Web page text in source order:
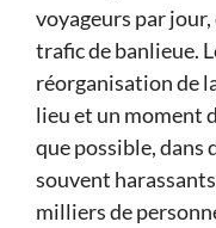
voyageurs par
trafic de banlieue.
réorganisation de
lieu et un moment
que possible, dans
souvent
milliers de